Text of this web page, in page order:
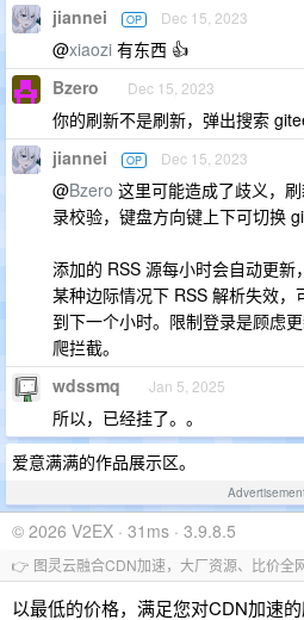
jiannei OP Dec 15, 2023
@xiaozi 有东西 👍
Bzero Dec 15, 2023
你的刷新不是刷新，弹出搜索
jiannei OP Dec 15, 2023
@Bzero 这里可能造成了歧义，
录校验，键盘方向键上下可切换
添加的 RSS 源每小时会自动更
某种边际情况下 RSS 解析失效
到下一个小时。限制登录是顾虑
爬拦截。
wdssmq Jan 5, 2025
所以，已经挂了。。
爱意满满的作品展示区。
© 2026 V2EX · 31ms · 3.9.8.5
👉 图灵云融合CDN加速，大厂资源、比价全
以最低的价格，满足您对CDN加速的